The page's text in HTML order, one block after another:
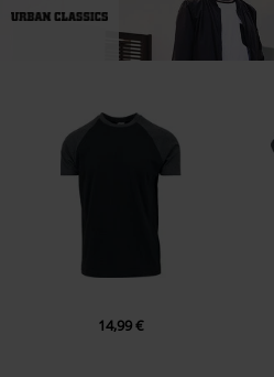
14,99 €